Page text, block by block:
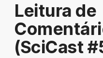
Leitura de
(SciCast